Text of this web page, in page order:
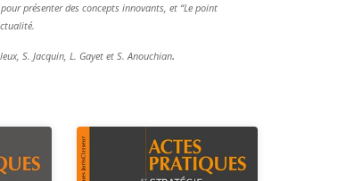
présenter des concepts innovants, et “Le point
S. Jacquin, L. Gayet et S. Anouchian.